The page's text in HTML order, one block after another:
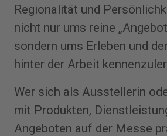
Regionalität und
nicht nur ums reine
sondern ums Erleben und
hinter der Arbeit
Wer sich als Ausstellerin
mit Produkten,
Angeboten auf der Messe